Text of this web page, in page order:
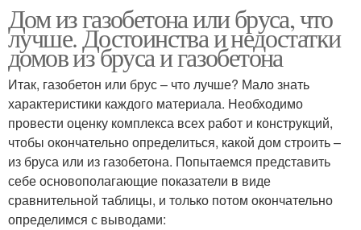
Дом из газобетона или бруса, что
лучше. Достоинства и недостатки
домов из бруса и газобетона
Итак, газобетон или брус – что лучше? Мало знать
характеристики каждого материала. Необходимо
провести оценку комплекса всех работ и конструкций,
чтобы окончательно определиться, какой дом строить –
из бруса или из газобетона. Попытаемся представить
себе основополагающие показатели в виде
сравнительной таблицы, и только потом окончательно
определимся с выводами: